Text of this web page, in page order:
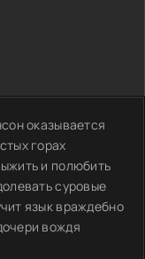
оказывается
горах
и полюбить
суровые
язык враждебно
вождя